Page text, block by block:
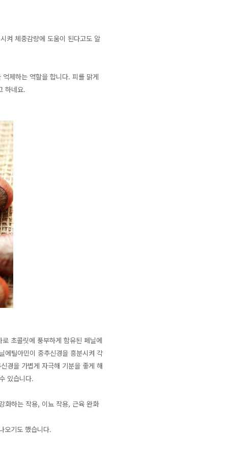
켜 체중감량에 도움이 된다고도 알
제하는 역할을 합니다. 피를 맑게
하네요.
초콜릿에 풍부하게 함유된 페닐에
에틸아민이 중추신경을 흥분시켜 각
경을 가볍게 자극해 기분을 좋게 해
있습니다.
화하는 작용, 이뇨 작용, 근육 완화
오기도 했습니다.